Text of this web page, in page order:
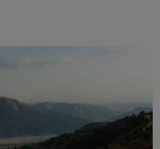
werden und die der
Einrichtungen,
Bauernhöfe und kleine